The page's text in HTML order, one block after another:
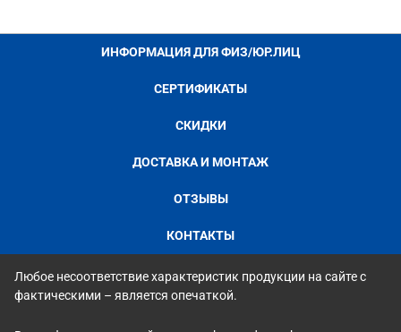
ИНФОРМАЦИЯ ДЛЯ ФИЗ/ЮР.ЛИЦ
СЕРТИФИКАТЫ
СКИДКИ
ДОСТАВКА И МОНТАЖ
ОТЗЫВЫ
КОНТАКТЫ
Любое несоответствие характеристик продукции на сайте с
фактическими – является опечаткой.